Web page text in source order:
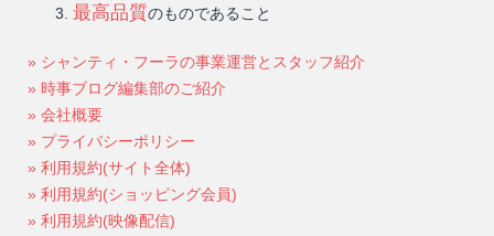
最高品質のものであること
» シャンティ・フーラの事業運営とスタッフ紹介
» 時事ブログ編集部のご紹介
» 会社概要
» プライバシーポリシー
» 利用規約(サイト全体)
» 利用規約(ショッピング会員)
» 利用規約(映像配信)